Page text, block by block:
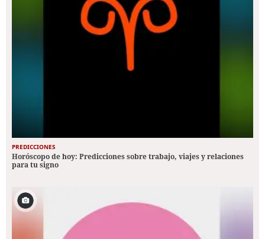
PREDICCIONES
Horóscopo de hoy: Predicciones sobre trabajo, viajes y relaciones
para tu signo